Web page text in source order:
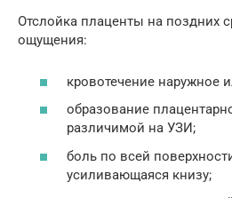
Отслойка плаценты на поздних
ощущения:
кровотечение наружное
образование
различимой на УЗИ;
боль по всей
усиливающаяся книзу;